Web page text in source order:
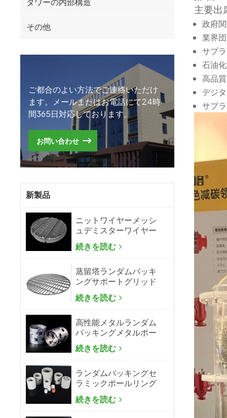
その他
ご都合のよい方法でご連絡いただけ
ます。メールまたはお電話にて24時
間365日対応しております。
お問い合わせ
新製品
ニットワイヤーメッシ
ュデミスターワイヤー
メッシュミストエリミ
ネーター
続きを読む
蒸留塔ランダムパッキ
ングサポートグリッド
プレート
続きを読む
高性能メタルランダム
パッキングメタルポー
ルリング
続きを読む
ランダムパッキングセ
ラミックポールリング
続きを読む
主要出
政府
業界
サプ
石油
高品
デジ
サプ